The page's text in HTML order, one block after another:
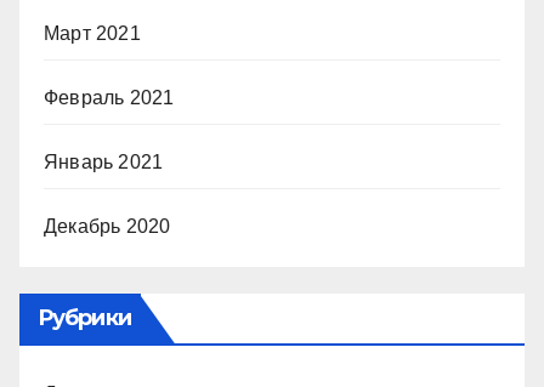
Март 2021
Февраль 2021
Январь 2021
Декабрь 2020
Рубрики